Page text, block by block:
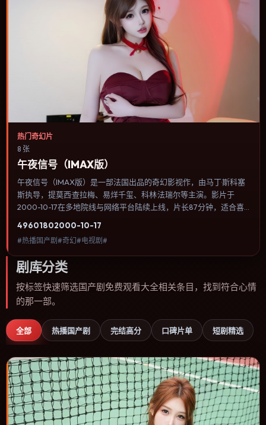
热门奇幻片
8 张
午夜信号（IMAX版）
午夜信号（IMAX版）是一部法国出品的奇幻影视作，由马丁·斯科塞
斯执导，提莫西·查拉梅、易烊千玺、科林·法瑞尔等主演。影片于
2000-10-17在多地院线与网络平台陆续上线，片长87分钟，适合喜
选择与情节推进，节奏与视听语言统一，可作为休闲观影或类型片补
片的选择。
49601802000-10-17
#热播国产剧#奇幻#电视剧#
剧库分类
按标签快速筛选国产剧免费观看大全相关条目，找到符合心情
的那一部。
全部 热播国产剧 完结高分 口碑片单 短剧精选